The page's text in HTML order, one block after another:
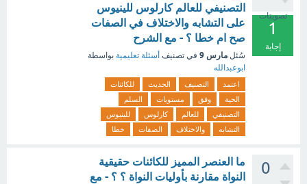
تصويتات
1
إجابة
التصنيفي للعالم كارلوس للينيوس
على التشابه والاختلاف في الصفات
صح ام خطا ؟ - مع الشرح
سُئل مارس 9 في تصنيف أسئلة تعليمية بواسطة
ابوعبدالله
اعتمد التصنيف الحديث
للكائنات
الحية
وفق مستويات
السلم
التصنيفي
للعالم كارلوس
للينيوس
التشابه
والاختلاف الصفات خطا
0
ما العنصر المميز للكائنات حقيقية
النواة مقارنة بأوليات النواة ؟ ؟ - مع